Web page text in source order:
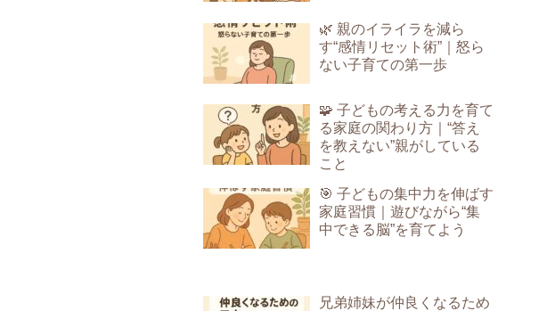
🌿 親のイライラを減ら
す“感情リセット術”｜怒ら
ない子育ての第一歩
🧩 子どもの考える力を育て
る家庭の関わり方｜“答え
を教えない”親がしている
こと
🎯 子どもの集中力を伸ばす
家庭習慣｜遊びながら“集
中できる脳”を育てよう
兄弟姉妹が仲良くなるため